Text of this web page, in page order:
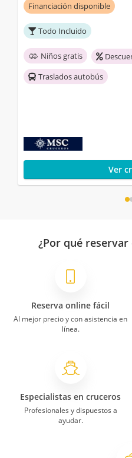
Financiación disponible
Todo Incluido
Niños gratis
Traslados autobús
Ver
¿Por qué reservar
Reserva online fácil
Al mejor precio y con asistencia en
línea.
Especialistas en cruceros
Profesionales y dispuestos a
ayudar.